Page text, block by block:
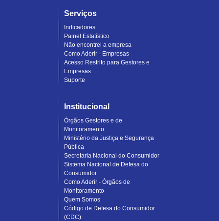
Serviços
Indicadores
Painel Estatístico
Não encontrei a empresa
Como Aderir - Empresas
Acesso Restrito para Gestores e
Empresas
Suporte
Institucional
Órgãos Gestores e de
Monitoramento
Ministério da Justiça e Segurança
Pública
Secretaria Nacional do Consumidor
Sistema Nacional de Defesa do
Consumidor
Como Aderir - Órgãos de
Monitoramento
Quem Somos
Código de Defesa do Consumidor
(CDC)